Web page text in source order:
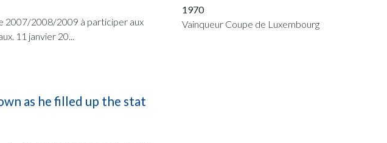
2007/2008/2009 à participer aux
11 janvier 20...
as he filled up the stat
1970
Vainqueur Coupe de Luxembourg